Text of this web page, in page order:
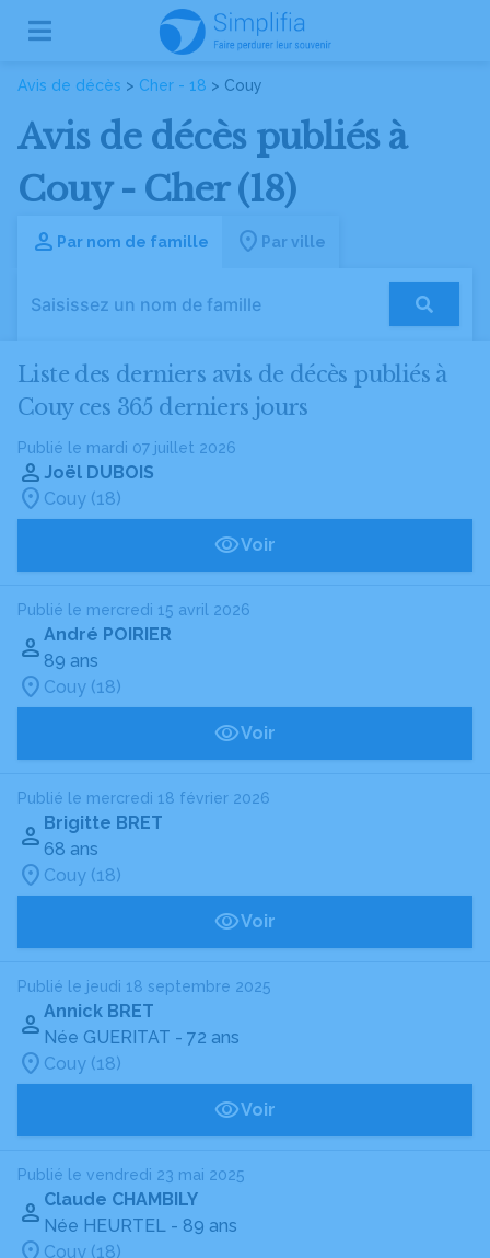
Avis de décès > Cher - 18 > Couy
Avis de décès publiés à
Couy - Cher (18)
Par nom de famille Par ville
Liste des derniers avis de décès publiés à
Couy ces 365 derniers jours
Publié le mardi 07 juillet 2026
Joël DUBOIS
Couy (18)
Voir
Publié le mercredi 15 avril 2026
André POIRIER
89 ans
Couy (18)
Voir
Publié le mercredi 18 février 2026
Brigitte BRET
68 ans
Couy (18)
Voir
Publié le jeudi 18 septembre 2025
Annick BRET
Née GUERITAT - 72 ans
Couy (18)
Voir
Publié le vendredi 23 mai 2025
Claude CHAMBILY
Née HEURTEL - 89 ans
Couy (18)